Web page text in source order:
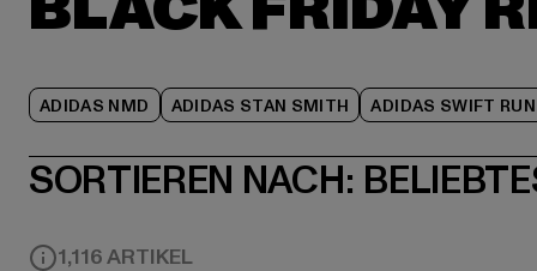
ADIDAS NMD ADIDAS STAN SMITH ADIDAS SWIFT RUN
SORTIEREN NACH:
1,116 ARTIKEL